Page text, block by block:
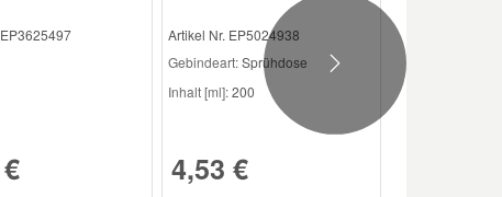
Artikel Nr. EP5024938
Gebindeart:Sprühdose
Inhalt [ml]:200
4,53 €
Next